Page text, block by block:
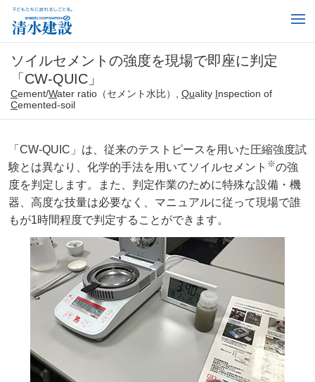
ソイルセメントの強度を現場で即座に判定
「CW-QUIC」
Cement/Water ratio（セメント水比）, Quality Inspection of
Cemented-soil
「CW-QUIC」は、従来のテストピースを用いた圧縮強度試
験とは異なり、化学的手法を用いてソイルセメント ※の強
度を判定します。また、判定作業のために特殊な設備・機
器、高度な技量は必要なく、マニュアルに従って現場で誰
もが1時間程度で判定することができます。